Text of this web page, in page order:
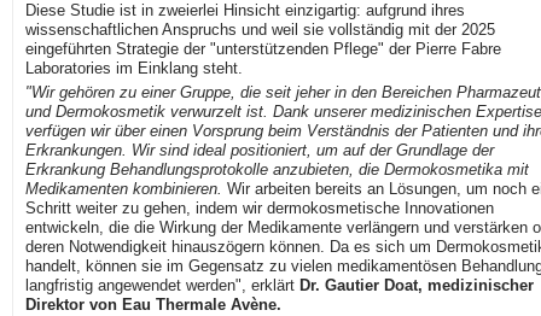
Diese Studie ist in zweierlei Hinsicht einzigartig: aufgrund ihres
wissenschaftlichen Anspruchs und weil sie vollständig mit der 2025
eingeführten Strategie der "unterstützenden Pflege" der Pierre Fabre
Laboratories im Einklang steht.
"Wir gehören zu einer Gruppe, die seit jeher in den Bereichen
und Dermokosmetik verwurzelt ist. Dank unserer medizinischen Expertise
verfügen wir über einen Vorsprung beim Verständnis der Patienten und
Erkrankungen. Wir sind ideal positioniert, um auf der Grundlage der
Erkrankung Behandlungsprotokolle anzubieten, die Dermokosmetika mit
Medikamenten kombinieren. Wir arbeiten bereits an Lösungen, um noch
Schritt weiter zu gehen, indem wir dermokosmetische Innovationen
entwickeln, die die Wirkung der Medikamente verlängern und verstärken
deren Notwendigkeit hinauszögern können. Da es sich um
handelt, können sie im Gegensatz zu vielen medikamentösen
langfristig angewendet werden", erklärt Dr. Gautier Doat, medizinischer
Direktor von Eau Thermale Avène.